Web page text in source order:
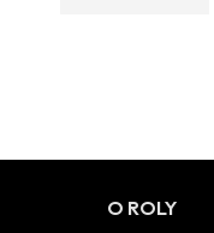
O ROLY